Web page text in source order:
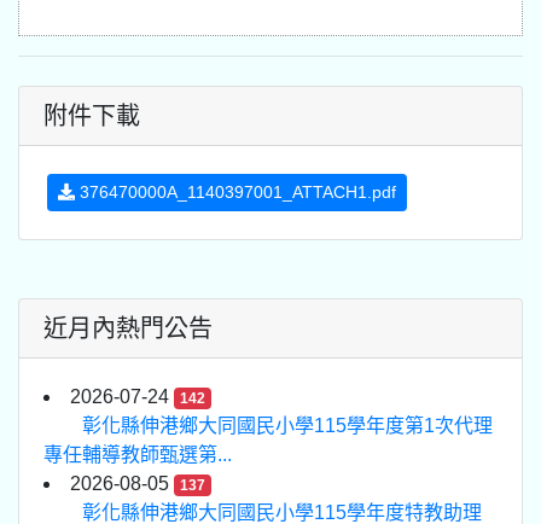
附件下載
376470000A_1140397001_ATTACH1.pdf
近月內熱門公告
2026-07-24 142
彰化縣伸港鄉大同國民小學115學年度第1次代理
專任輔導教師甄選第...
2026-08-05
137
彰化縣伸港鄉大同國民小學115學年度特教助理